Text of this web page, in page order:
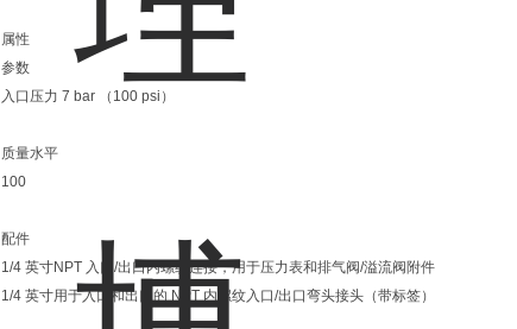
属性
参数
入口压力 7 bar （100 psi）
质量水平
100
配件
1/4 英寸NPT 入口/出口内螺纹连接，用于压力表和排气阀/溢流阀附件
1/4 英寸用于入口和出口的 NPT 内螺纹入口/出口弯头接头（带标签）